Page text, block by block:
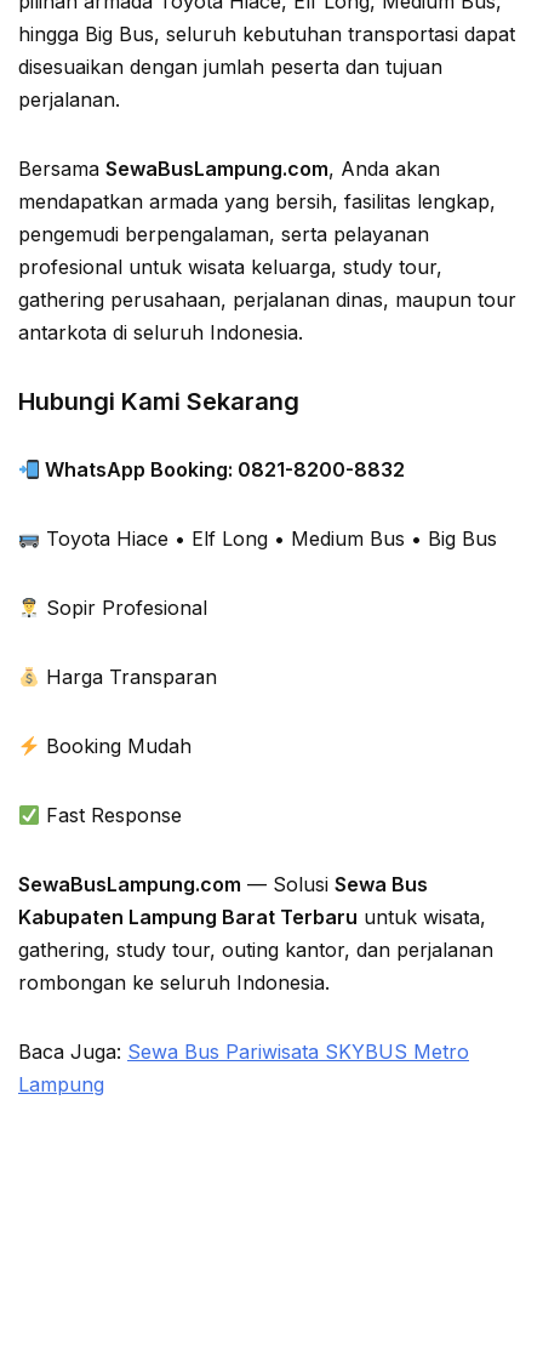
hingga Big Bus, seluruh kebutuhan transportasi dapat
disesuaikan dengan jumlah peserta dan tujuan
perjalanan.
Bersama SewaBusLampung.com, Anda akan
mendapatkan armada yang bersih, fasilitas lengkap,
pengemudi berpengalaman, serta pelayanan
profesional untuk wisata keluarga, study tour,
gathering perusahaan, perjalanan dinas, maupun tour
antarkota di seluruh Indonesia.
Hubungi Kami Sekarang
WhatsApp Booking: 0821-8200-8832
Toyota Hiace • Elf Long • Medium Bus • Big Bus
Sopir Profesional
Harga Transparan
Booking Mudah
Fast Response
SewaBusLampung.com — Solusi Sewa Bus
Kabupaten Lampung Barat Terbaru untuk wisata,
gathering, study tour, outing kantor, dan perjalanan
rombongan ke seluruh Indonesia.
Baca Juga: Sewa Bus Pariwisata SKYBUS Metro
Lampung